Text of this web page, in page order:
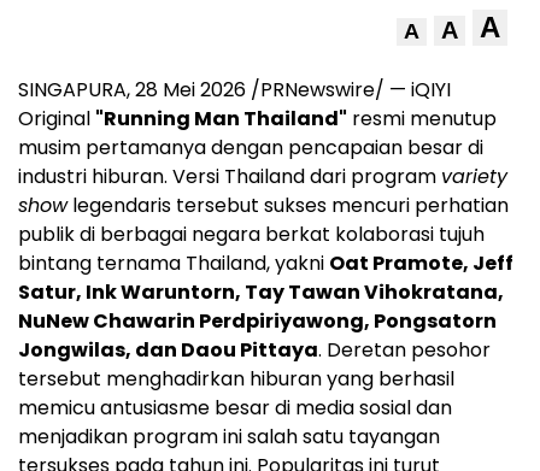
A A A
SINGAPURA, 28 Mei 2026 /PRNewswire/ — iQIYI
Original "Running Man Thailand" resmi menutup
musim pertamanya dengan pencapaian besar di
industri hiburan. Versi Thailand dari program variety
showlegendaris tersebut sukses mencuri perhatian
publik di berbagai negara berkat kolaborasi tujuh
bintang ternama Thailand, yakni Oat Pramote, Jeff
Satur, Ink Waruntorn, Tay Tawan Vihokratana,
NuNew Chawarin Perdpiriyawong, Pongsatorn
Jongwilas, dan Daou Pittaya. Deretan pesohor
tersebut menghadirkan hiburan yang berhasil
memicu antusiasme besar di media sosial dan
menjadikan program ini salah satu tayangan